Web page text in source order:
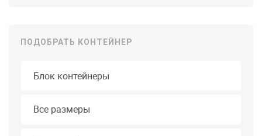
ПОДОБРАТЬ КОНТЕЙНЕР
Все размеры